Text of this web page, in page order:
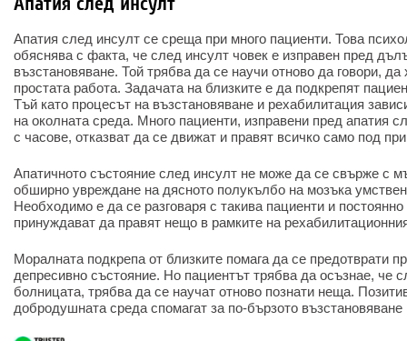
Апатия след инсулт се среща при много пациенти. Това
обяснява с факта, че след инсулт човек е изправен пред
възстановяване. Той трябва да се научи отново да говори,
простата работа. Задачата на близките е да подкрепят
Тъй като процесът на възстановяване и рехабилитация
на околната среда. Много пациенти, изправени пред апатия
с часове, отказват да се движат и правят всичко само под
Апатичното състояние след инсулт не може да се свърже с
обширно увреждане на дясното полукълбо на мозъка
Необходимо е да се разговаря с такива пациенти и
принуждават да правят нещо в рамките на
Моралната подкрепа от близките помага да се предотврати
депресивно състояние. Но пациентът трябва да осъзнае, че
болницата, трябва да се научат отново познати неща.
добродушната среда спомагат за по-бързото възстановяване